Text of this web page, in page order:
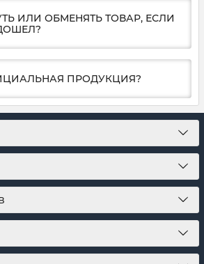
ИЛИ ОБМЕНЯТЬ ТОВАР, ЕСЛИ
ПРОДУКЦИЯ?